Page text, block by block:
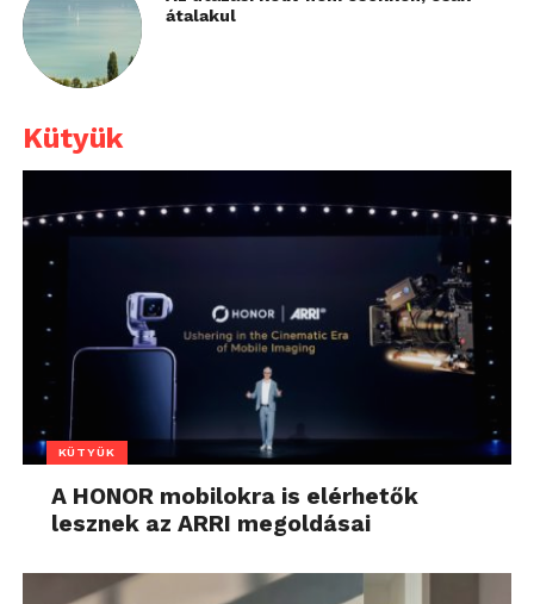
átalakul
Kütyük
KÜTYÜK
A HONOR mobilokra is elérhetők
lesznek az ARRI megoldásai